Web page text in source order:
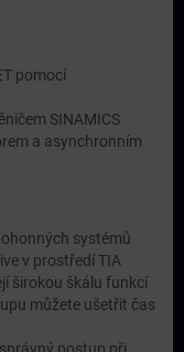
pomocí
SINAMICS
a asynchronním
systémů
v prostředí TIA
širokou škálu funkcí
můžete ušetřit čas